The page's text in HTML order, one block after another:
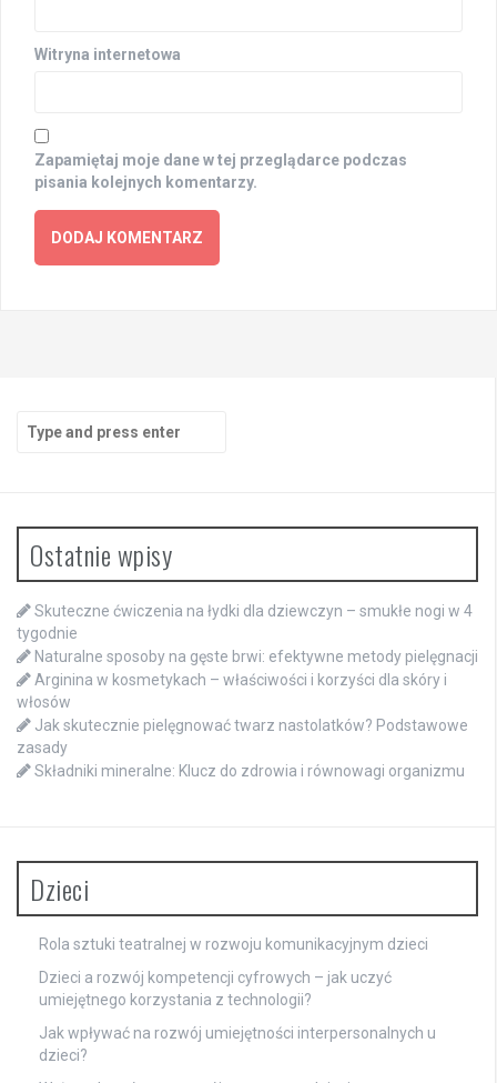
Witryna internetowa
Zapamiętaj moje dane w tej przeglądarce podczas
pisania kolejnych komentarzy.
Search
for:
Ostatnie wpisy
Skuteczne ćwiczenia na łydki dla dziewczyn – smukłe nogi w 4
tygodnie
Naturalne sposoby na gęste brwi: efektywne metody pielęgnacji
Arginina w kosmetykach – właściwości i korzyści dla skóry i
włosów
Jak skutecznie pielęgnować twarz nastolatków? Podstawowe
zasady
Składniki mineralne: Klucz do zdrowia i równowagi organizmu
Dzieci
Rola sztuki teatralnej w rozwoju komunikacyjnym dzieci
Dzieci a rozwój kompetencji cyfrowych – jak uczyć
umiejętnego korzystania z technologii?
Jak wpływać na rozwój umiejętności interpersonalnych u
dzieci?